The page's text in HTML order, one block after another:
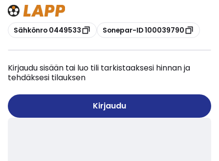
Kopioi
Sähkönro 0449533 Kopioi
Sonepar-ID 100039790
Kirjaudu sisään tai luo tili tarkistaaksesi hinnan ja
tehdäksesi tilauksen
Kirjaudu